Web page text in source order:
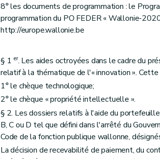
8° les documents de programmation : le
programmation du PO FEDER « Wallonie-
http://europe.wallonie.be
§ 1 er. Les aides octroyées dans le cadre du
relatif à la thématique de l'« innovation ».
1° le chèque technologique;
2° le chèque « propriété intellectuelle ».
§ 2. Les dossiers relatifs à l'aide du
B, C ou D tel que défini dans l'arrêté du
Code de la fonction publique wallonne,
La décision de recevabilité de paiement, du